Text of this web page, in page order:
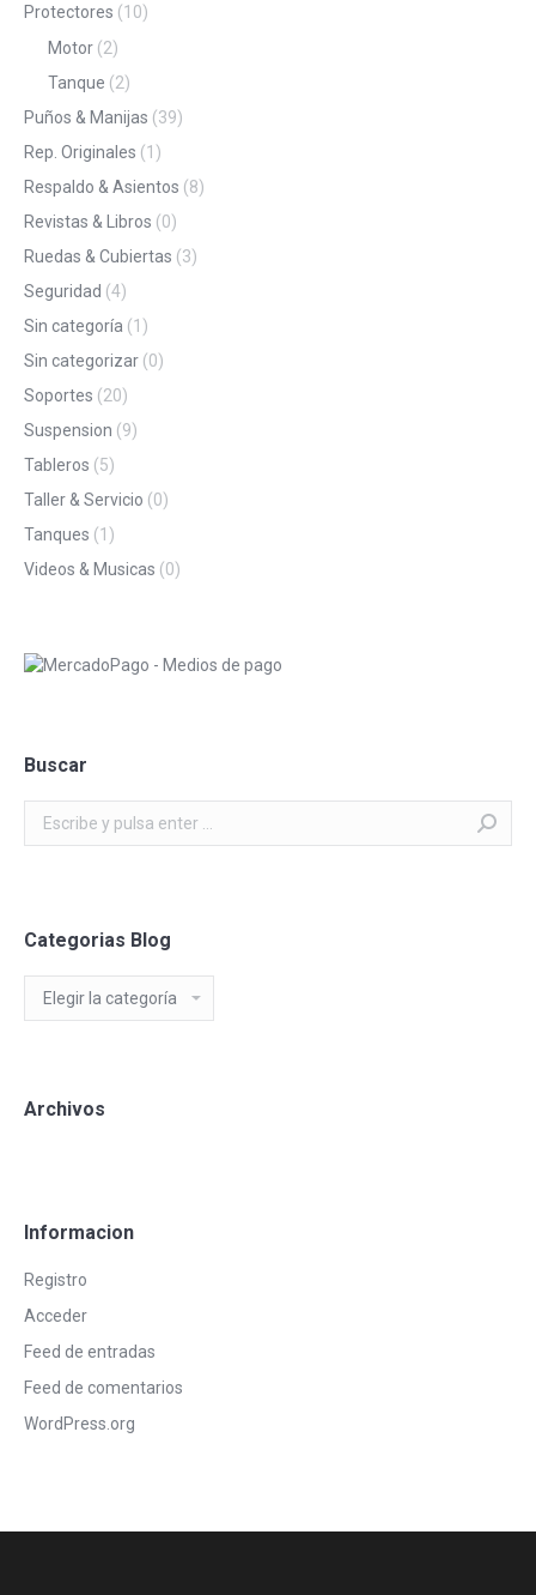
Protectores (10)
Motor (2)
Tanque (2)
Puños & Manijas (39)
Rep. Originales (1)
Respaldo & Asientos (8)
Revistas & Libros (0)
Ruedas & Cubiertas (3)
Seguridad (4)
Sin categoría (1)
Sin categorizar (0)
Soportes (20)
Suspension (9)
Tableros (5)
Taller & Servicio (0)
Tanques (1)
Videos & Musicas (0)
Buscar
Categorias Blog
Blog
Archivos
Informacion
Registro
Acceder
Feed de entradas
Feed de comentarios
WordPress.org